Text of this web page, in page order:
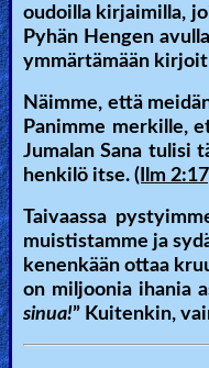
Islam
Other
Other
Languages
Contact/
oudoilla kirjaimilla,
Pyhän Hengen
ymmärtämään
Näimme, että
Panimme merkille,
Jumalan Sana tulisi
henkilö itse. (Ilm
Taivaassa
muististamme ja
kenenkään ottaa
on miljoonia ihania
sinua!” Kuitenkin,